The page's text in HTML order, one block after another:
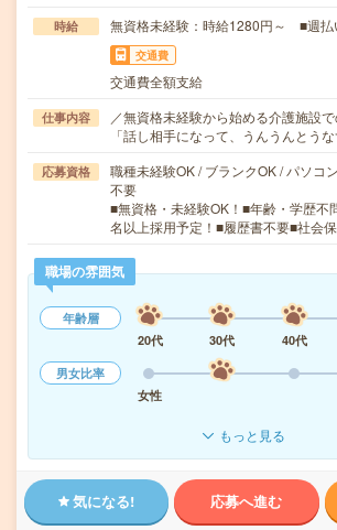
時給 無資格未経験：時給1280円～ ■週
交通費
交通費全額支給
仕事内容
／無資格未経験から始める介護施設
「話し相手になって、うんうんとう
応募資格
職種未経験OK / ブランクOK / パソコ
不要
■無資格・未経験OK！■年齢・学歴不
名以上採用予定！■履歴書不要■社会
職場の雰囲気
年齢層
20代
30代 40代
男女比率
女性
もっと見る
気になる! 応募へ進む